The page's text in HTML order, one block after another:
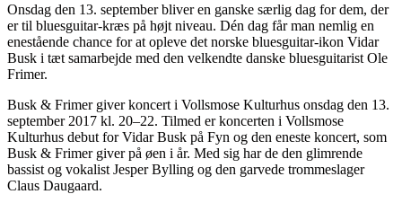
Onsdag den 13. september bliver en ganske særlig dag for dem, der
er til bluesguitar-kræs på højt niveau. Dén dag får man nemlig en
enestående chance for at opleve det norske bluesguitar-ikon Vidar
Busk i tæt samarbejde med den velkendte danske bluesguitarist Ole
Frimer.
Busk & Frimer giver koncert i Vollsmose Kulturhus onsdag den 13.
september 2017 kl. 20–22. Tilmed er koncerten i Vollsmose
Kulturhus debut for Vidar Busk på Fyn og den eneste koncert, som
Busk & Frimer giver på øen i år. Med sig har de den glimrende
bassist og vokalist Jesper Bylling og den garvede trommeslager
Claus Daugaard.